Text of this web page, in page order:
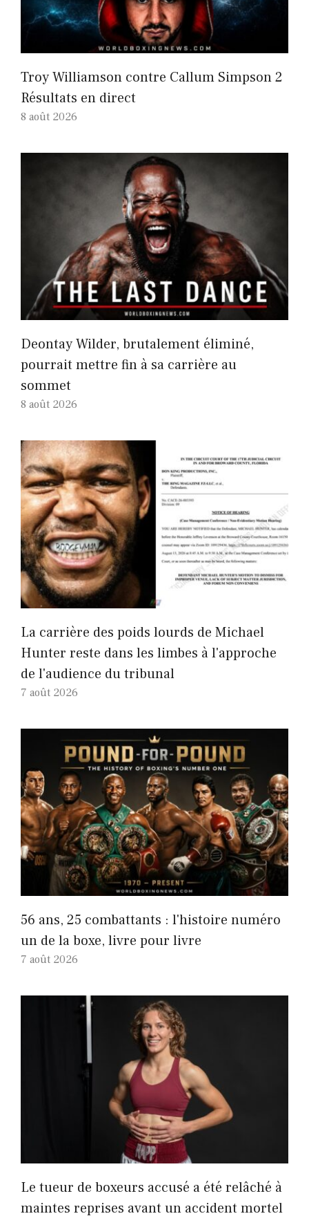
Troy Williamson contre Callum Simpson 2
Résultats en direct
8 août 2026
Deontay Wilder, brutalement éliminé,
pourrait mettre fin à sa carrière au
sommet
8 août 2026
La carrière des poids lourds de Michael
Hunter reste dans les limbes à l'approche
de l'audience du tribunal
7 août 2026
56 ans, 25 combattants : l'histoire numéro
un de la boxe, livre pour livre
7 août 2026
Le tueur de boxeurs accusé a été relâché à
maintes reprises avant un accident mortel